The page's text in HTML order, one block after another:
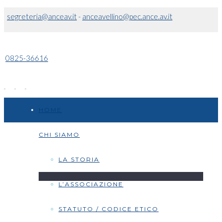
segreteria@anceav.it- anceavellino@pec.ance.av.it
0825-36616
CHI SIAMO
LA STORIA
L’ASSOCIAZIONE
STATUTO / CODICE ETICO